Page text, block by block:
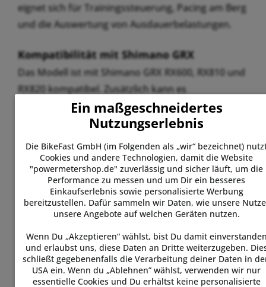
eignet sich für Trainingssteuerung, Pacing am Berg
und die Auswertung von Ausdauerbelastungen.
Kompatibilität mit Shimano GRX
Das Modell ist mit Shimano GRX RX600, RX810 und
RX820 kompatibel. Zusätzlich kann es
grundsätzlich auch an Shimano Hollowtech II
Straßenkurbeln verwendet werden. Dabei ist
des größeren GRX-Q-Faktors 2,5 mm weiter außen
steht als bei einer reinen Straßenkurbel.
Technische Merkmale im Gravel-Einsatz
Das Powermeter sitzt flach und geschützt auf der
Innenseite des linken Kurbelarms und wiegt nur 9
Gramm zusätzlich. Es arbeitet mit aktiver
Temperaturkompensation, integrierter
Ein maßgeschneidertes
Nutzungserlebnis
Die BikeFast GmbH (im Folgenden als „wir“ bezeichnet)
Cookies und andere Technologien, damit die Website
"powermetershop.de" zuverlässig und sicher läuft, um die
Performance zu messen und um Dir ein besseres
Einkaufserlebnis sowie personalisierte Werbung
bereitzustellen. Dafür sammeln wir Daten, wie unsere
unsere Angebote auf welchen Geräten nutzen.
Wenn Du „Akzeptieren“ wählst, bist Du damit
und erlaubst uns, diese Daten an Dritte weiterzugeben.
schließt gegebenenfalls die Verarbeitung deiner Daten in
USA ein. Wenn du „Ablehnen” wählst, verwenden wir nur
essentielle Cookies und Du erhältst keine personalisierte